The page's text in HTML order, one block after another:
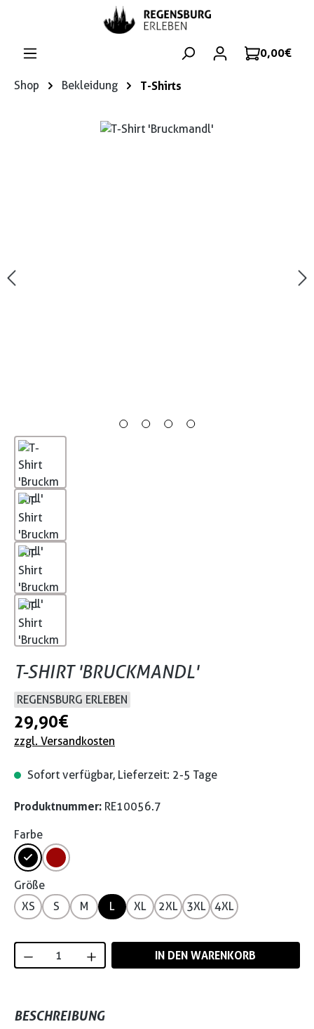
Zum Hauptinhalt springen
0,00 €
Shop Bekleidung T-Shirts
Bildergalerie überspringen
T-SHIRT 'BRUCKMANDL'
REGENSBURG ERLEBEN
29,90 €
zzgl. Versandkosten
Sofort verfügbar, Lieferzeit: 2-5 Tage
Produktnummer: RE10056.7
Farbe
Größe
XS
S M L XL 2XL 3XL 4XL
Produkt Anzahl: Gib den gewünschten
IN DEN WARENKORB
BESCHREIBUNG